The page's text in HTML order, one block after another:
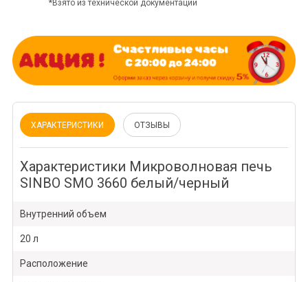
*Взято из технической документации
ХАРАКТЕРИСТИКИ ОТЗЫВЫ
Характеристики Микроволновая печь
SINBO SMO 3660 белый/черный
Внутренний объем
20 л
Расположение